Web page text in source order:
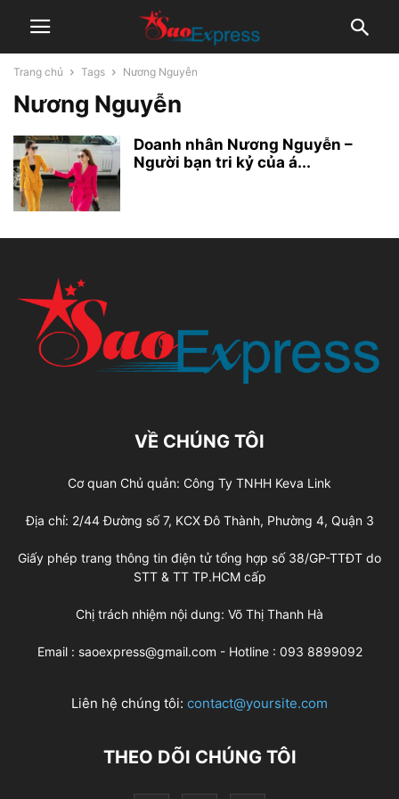
Trang chủ Tags Nương Nguyễn
Nương Nguyễn
Doanh nhân Nương Nguyễn –
Người bạn tri kỷ của á...
VỀ CHÚNG TÔI
Cơ quan Chủ quản: Công Ty TNHH Keva Link
Địa chỉ: 2/44 Đường số 7, KCX Đô Thành, Phường 4, Quận 3
Giấy phép trang thông tin điện tử tổng hợp số 38/GP-TTĐT do
STT & TT TP.HCM cấp
Chị trách nhiệm nội dung: Võ Thị Thanh Hà
Email : saoexpress@gmail.com - Hotline : 093 8899092
Liên hệ chúng tôi: contact@yoursite.com
THEO DÕI CHÚNG TÔI